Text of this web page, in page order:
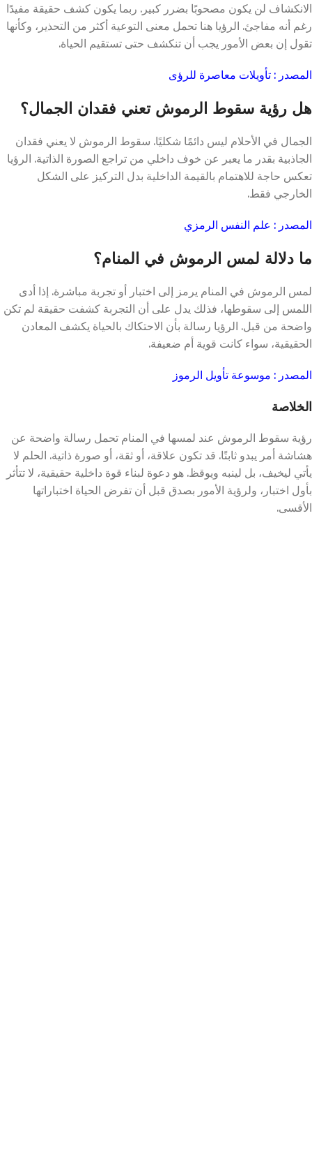
الانكشاف لن يكون مصحوبًا بضرر كبير. ربما يكون كشف حقيقة مفيدًا
رغم أنه مفاجئ. الرؤيا هنا تحمل معنى التوعية أكثر من التحذير، وكأنها
تقول إن بعض الأمور يجب أن تنكشف حتى تستقيم الحياة.
المصدر : تأويلات معاصرة للرؤى
هل رؤية سقوط الرموش تعني فقدان الجمال؟
الجمال في الأحلام ليس دائمًا شكليًا. سقوط الرموش لا يعني فقدان
الجاذبية بقدر ما يعبر عن خوف داخلي من تراجع الصورة الذاتية. الرؤيا
تعكس حاجة للاهتمام بالقيمة الداخلية بدل التركيز على الشكل
الخارجي فقط.
المصدر : علم النفس الرمزي
ما دلالة لمس الرموش في المنام؟
لمس الرموش في المنام يرمز إلى اختبار أو تجربة مباشرة. إذا أدى
اللمس إلى سقوطها، فذلك يدل على أن التجربة كشفت حقيقة لم تكن
واضحة من قبل. الرؤيا رسالة بأن الاحتكاك بالحياة يكشف المعادن
الحقيقية، سواء كانت قوية أم ضعيفة.
المصدر : موسوعة تأويل الرموز
الخلاصة
رؤية سقوط الرموش عند لمسها في المنام تحمل رسالة واضحة عن
هشاشة أمر يبدو ثابتًا. قد تكون علاقة، أو ثقة، أو صورة ذاتية. الحلم لا
يأتي ليخيف، بل لينبه ويوقظ. هو دعوة لبناء قوة داخلية حقيقية، لا تتأثر
بأول اختبار، ولرؤية الأمور بصدق قبل أن تفرض الحياة اختباراتها
الأقسى.